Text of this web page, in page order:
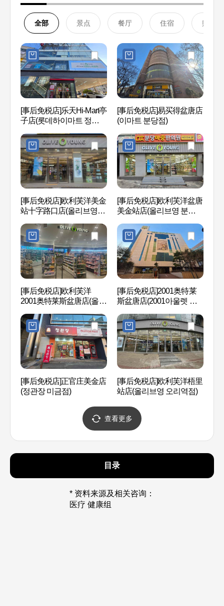
全部 景点 餐厅 住宿 购物
[事后免税店]乐天Hi-Mart亭
子店(롯데하이마트 정자
[事后免税店]易买得盆唐店
(이마트 분당점)
[事后免税店]欧利芙洋美金
站十字路口店(올리브영 미
[事后免税店]欧利芙洋盆唐
美金站店(올리브영 분당미
[事后免税店]欧利芙洋
2001奥特莱斯盆唐店(올리
[事后免税店]2001奥特莱
斯盆唐店(2001아울렛 분
[事后免税店]正官庄美金店
(정관장 미금점)
[事后免税店]欧利芙洋梧里
站店(올리브영 오리역점)
查看更多
目录
* 资料来源及相关咨询：
医疗 健康组